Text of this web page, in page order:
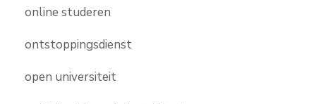
online studeren
ontstoppingsdienst
open universiteit